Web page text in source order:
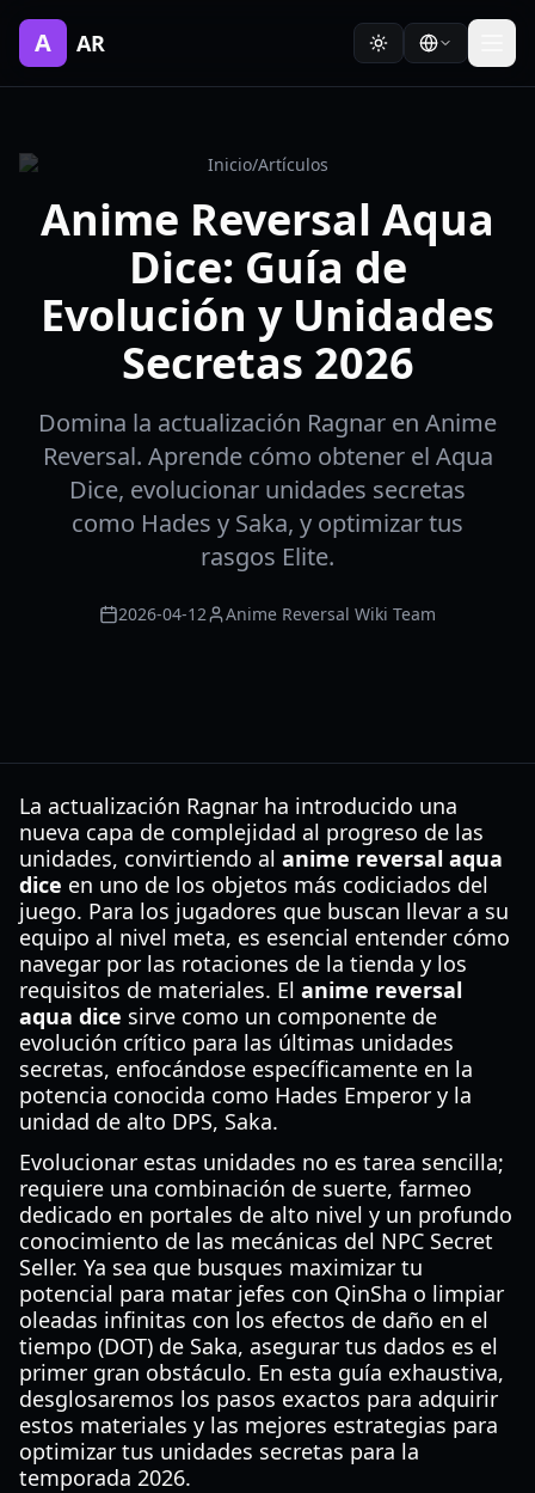
A AR
Inicio/Artículos
Anime Reversal Aqua
Dice: Guía de
Evolución y Unidades
Secretas 2026
Domina la actualización Ragnar en Anime
Reversal. Aprende cómo obtener el Aqua
Dice, evolucionar unidades secretas
como Hades y Saka, y optimizar tus
rasgos Elite.
2026-04-12 Anime Reversal Wiki Team
La actualización Ragnar ha introducido una
nueva capa de complejidad al progreso de las
unidades, convirtiendo al anime reversal aqua
dice en uno de los objetos más codiciados del
juego. Para los jugadores que buscan llevar a su
equipo al nivel meta, es esencial entender cómo
navegar por las rotaciones de la tienda y los
requisitos de materiales. El anime reversal
aqua dice sirve como un componente de
evolución crítico para las últimas unidades
secretas, enfocándose específicamente en la
potencia conocida como Hades Emperor y la
unidad de alto DPS, Saka.
Evolucionar estas unidades no es tarea sencilla;
requiere una combinación de suerte, farmeo
dedicado en portales de alto nivel y un profundo
conocimiento de las mecánicas del NPC Secret
Seller. Ya sea que busques maximizar tu
potencial para matar jefes con QinSha o limpiar
oleadas infinitas con los efectos de daño en el
tiempo (DOT) de Saka, asegurar tus dados es el
primer gran obstáculo. En esta guía exhaustiva,
desglosaremos los pasos exactos para adquirir
estos materiales y las mejores estrategias para
optimizar tus unidades secretas para la
temporada 2026.